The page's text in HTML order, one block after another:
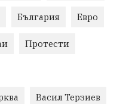
България Евро
Протести
Васил Терзиев